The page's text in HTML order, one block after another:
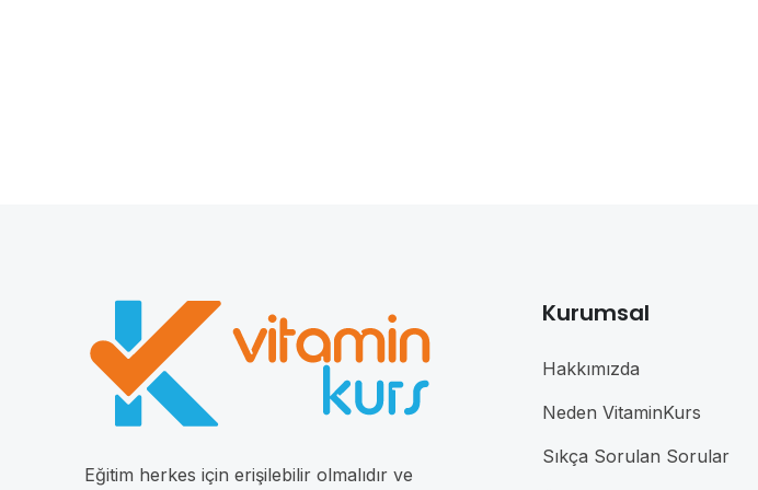
Eğitim herkes için erişilebilir olmalıdır ve
Kurumsal
Hakkımızda
Neden VitaminKurs
Sıkça Sorulan Sorular